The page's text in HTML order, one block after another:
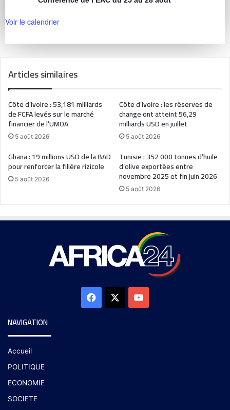
Voir le calendrier
Articles similaires
Côte d’Ivoire : 53,181 milliards
de FCFA levés sur le marché
financier de l’UMOA
5 août 2026
Côte d’Ivoire : les réserves de
change ont atteint 56,29
milliards USD en juillet
5 août 2026
Ghana : 19 millions USD de la BAD
pour renforcer la filière rizicole
5 août 2026
Tunisie : 352 000 tonnes d’huile
d’olive exportées entre
novembre 2025 et fin juin 2026
5 août 2026
NAVIGATION
Accueil
POLITIQUE
ECONOMIE
SOCIETE